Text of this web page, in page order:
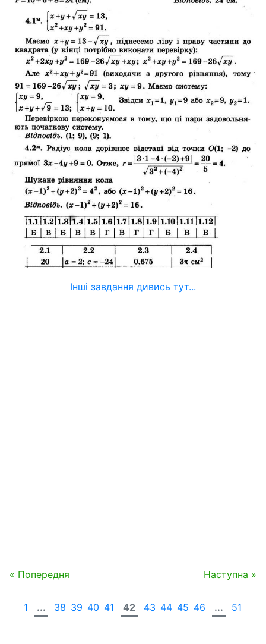
Інші завдання дивись тут...
« Попередня Наступна »
1 ... 38 39 40 41 42 43 44 45 46 ... 51